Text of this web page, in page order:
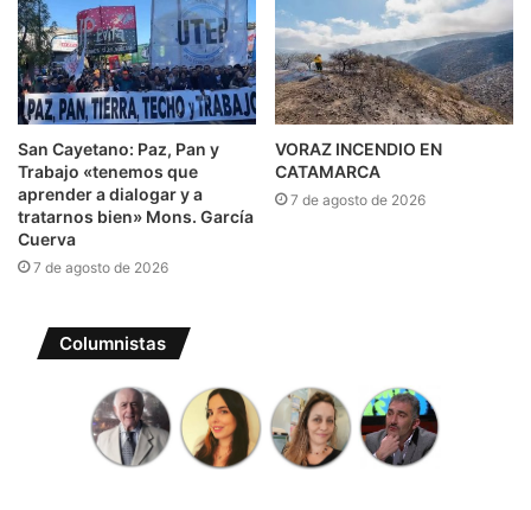
San Cayetano: Paz, Pan y
Trabajo «tenemos que
aprender a dialogar y a
tratarnos bien» Mons. García
Cuerva
7 de agosto de 2026
VORAZ INCENDIO EN
CATAMARCA
7 de agosto de 2026
Columnistas